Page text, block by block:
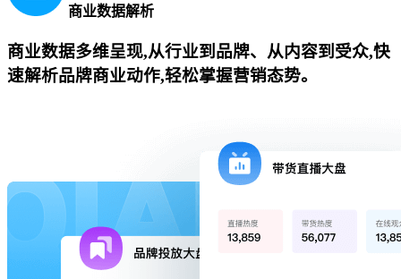
商业数据解析
商业数据多维呈现,从行业到品牌、从内容到受众,快
速解析品牌商业动作,轻松掌握营销态势。